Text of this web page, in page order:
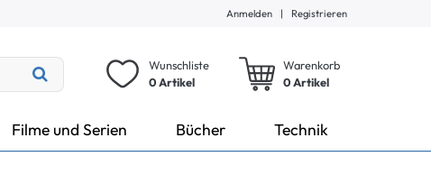
Anmelden | Registrieren
Wunschliste
0 Artikel
Warenkorb
0Artikel
Filme und Serien Bücher Technik